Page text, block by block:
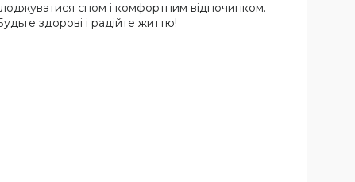
сном і комфортним відпочинком.
здорові і радійте життю!